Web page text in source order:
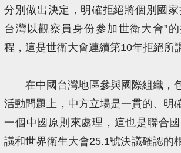
分別做出決定，明確拒絕將個別國
台灣以觀察員身份參加世衛大會”
程，這是世衛大會連續第10年拒絕所
在中國台灣地區參與國際組織，
活動問題上，中方立場是一貫的、明
一個中國原則來處理，這也是聯合
議和世界衛生大會25.1號決議確認的